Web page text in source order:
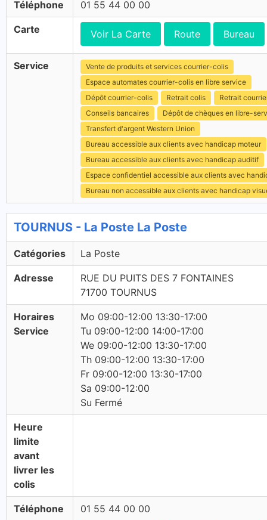
Téléphone 01 55 44 00 00
Carte Voir La Carte Route Bureau
Service
Vente de produits et services courrier-colis
Espace automates courrier-colis en libre service
Dépôt courrier-colis
Retrait colis
Retrait
Conseils bancaires
Dépôt de chèques en libre-
Transfert d'argent Western Union
Bureau accessible aux clients avec handicap moteur
Bureau accessible aux clients avec handicap auditif
Espace confidentiel accessible aux clients avec
Bureau non accessible aux clients avec handicap
TOURNUS - La Poste La Poste
Catégories La Poste
Adresse
RUE DU PUITS DES 7 FONTAINES
71700 TOURNUS
Horaires
Service
Mo 09:00-12:00 13:30-17:00
Tu 09:00-12:00 14:00-17:00
We 09:00-12:00 13:30-17:00
Th 09:00-12:00 13:30-17:00
Fr 09:00-12:00 13:30-17:00
Sa 09:00-12:00
Su Fermé
Heure
limite
avant
livrer les
colis
Téléphone 01 55 44 00 00